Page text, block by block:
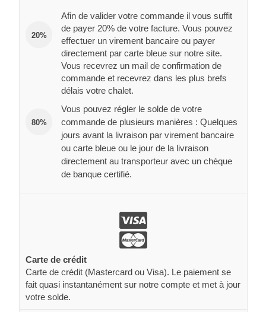
20%
Afin de valider votre commande il vous suffit
de payer 20% de votre facture. Vous pouvez
effectuer un virement bancaire ou payer
directement par carte bleue sur notre site.
Vous recevrez un mail de confirmation de
commande et recevrez dans les plus brefs
délais votre chalet.
80%
Vous pouvez régler le solde de votre
commande de plusieurs manières : Quelques
jours avant la livraison par virement bancaire
ou carte bleue ou le jour de la livraison
directement au transporteur avec un chèque
de banque certifié.
Carte de crédit
Carte de crédit (Mastercard ou Visa). Le paiement se
fait quasi instantanément sur notre compte et met à jour
votre solde.